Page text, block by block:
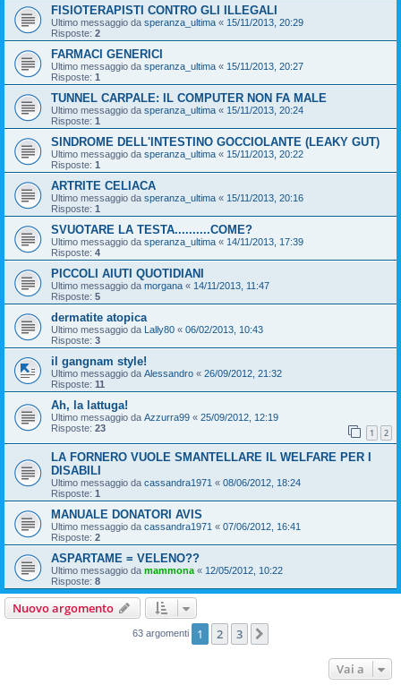
FISIOTERAPISTI CONTRO GLI ILLEGALI
Ultimo messaggio da speranza_ultima « 15/11/2013, 20:29
Risposte: 2
FARMACI GENERICI
Ultimo messaggio da speranza_ultima « 15/11/2013, 20:27
Risposte: 1
TUNNEL CARPALE: IL COMPUTER NON FA MALE
Ultimo messaggio da speranza_ultima « 15/11/2013, 20:24
Risposte: 1
SINDROME DELL'INTESTINO GOCCIOLANTE (LEAKY GUT)
Ultimo messaggio da speranza_ultima « 15/11/2013, 20:22
Risposte: 1
ARTRITE CELIACA
Ultimo messaggio da speranza_ultima « 15/11/2013, 20:16
Risposte: 1
SVUOTARE LA TESTA..........COME?
Ultimo messaggio da speranza_ultima « 14/11/2013, 17:39
Risposte: 4
PICCOLI AIUTI QUOTIDIANI
Ultimo messaggio da morgana « 14/11/2013, 11:47
Risposte: 5
dermatite atopica
Ultimo messaggio da Lally80 « 06/02/2013, 10:43
Risposte: 3
il gangnam style!
Ultimo messaggio da Alessandro « 26/09/2012, 21:32
Risposte: 11
Ah, la lattuga!
Ultimo messaggio da Azzurra99 « 25/09/2012, 12:19
Risposte: 23 1 2
LA FORNERO VUOLE SMANTELLARE IL WELFARE PER I
DISABILI
Ultimo messaggio da cassandra1971 « 08/06/2012, 18:24
Risposte: 1
MANUALE DONATORI AVIS
Ultimo messaggio da cassandra1971 « 07/06/2012, 16:41
Risposte: 2
ASPARTAME = VELENO??
Ultimo messaggio da mammona « 12/05/2012, 10:22
Risposte: 8
Nuovo argomento
63 argomenti 1 2 3
Vai a